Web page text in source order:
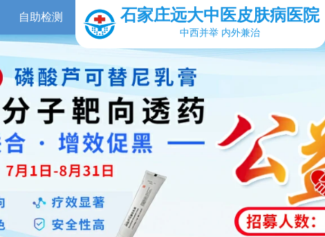
自助检测 石家庄远大中医皮肤病医院
中西并举 内外兼治